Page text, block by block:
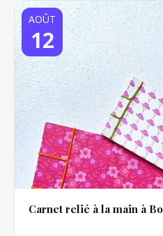
AOÛT
12
Carnet relié à la main à